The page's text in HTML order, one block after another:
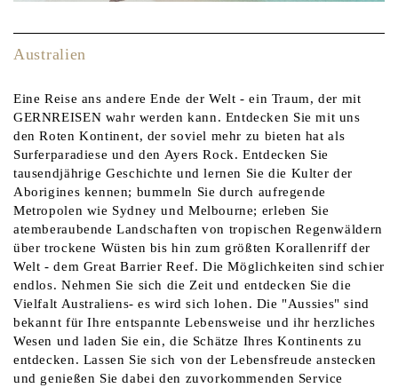
Australien
Eine Reise ans andere Ende der Welt - ein Traum, der mit
GERNREISEN wahr werden kann. Entdecken Sie mit uns
den Roten Kontinent, der soviel mehr zu bieten hat als
Surferparadiese und den Ayers Rock. Entdecken Sie
tausendjährige Geschichte und lernen Sie die Kulter der
Aborigines kennen; bummeln Sie durch aufregende
Metropolen wie Sydney und Melbourne; erleben Sie
atemberaubende Landschaften von tropischen Regenwäldern
über trockene Wüsten bis hin zum größten Korallenriff der
Welt - dem Great Barrier Reef. Die Möglichkeiten sind schier
endlos. Nehmen Sie sich die Zeit und entdecken Sie die
Vielfalt Australiens- es wird sich lohen. Die "Aussies" sind
bekannt für Ihre entspannte Lebensweise und ihr herzliches
Wesen und laden Sie ein, die Schätze Ihres Kontinents zu
entdecken. Lassen Sie sich von der Lebensfreude anstecken
und genießen Sie dabei den zuvorkommenden Service